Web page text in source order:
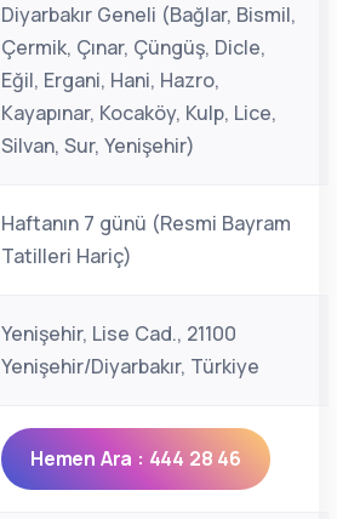
Diyarbakır Geneli (Bağlar, Bismil,
Çermik, Çınar, Çüngüş, Dicle,
Eğil, Ergani, Hani, Hazro,
Kayapınar, Kocaköy, Kulp, Lice,
Silvan, Sur, Yenişehir)
Haftanın 7 günü (Resmi Bayram
Tatilleri Hariç)
Yenişehir, Lise Cad., 21100
Yenişehir/Diyarbakır, Türkiye
Hemen Ara : 444 28 46